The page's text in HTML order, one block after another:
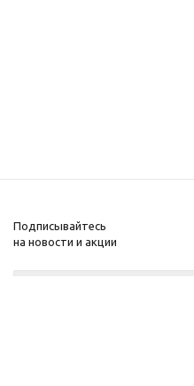
Подписывайтесь
на новости и акции